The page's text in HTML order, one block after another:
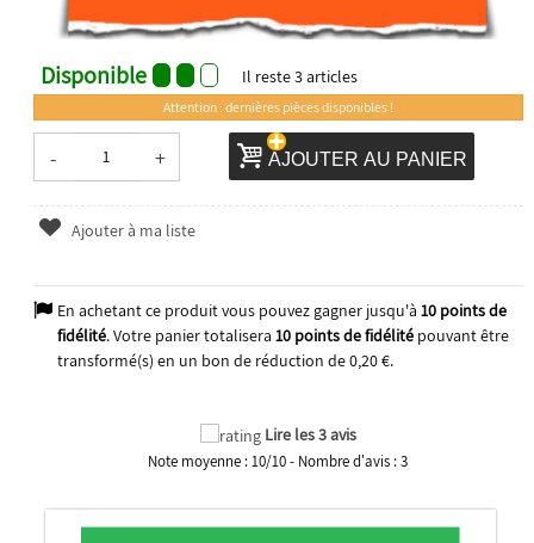
Disponible Il reste3articles
Attention : dernières pièces disponibles !
- + AJOUTER AU PANIER
Ajouter à ma liste
En achetant ce produit vous pouvez gagner jusqu'à 10points de
fidélité. Votre panier totalisera 10points de fidélitépouvant être
transformé(s) en un bon de réduction de0,20 €.
Lire les 3 avis
Note moyenne :10/10- Nombre d'avis :3